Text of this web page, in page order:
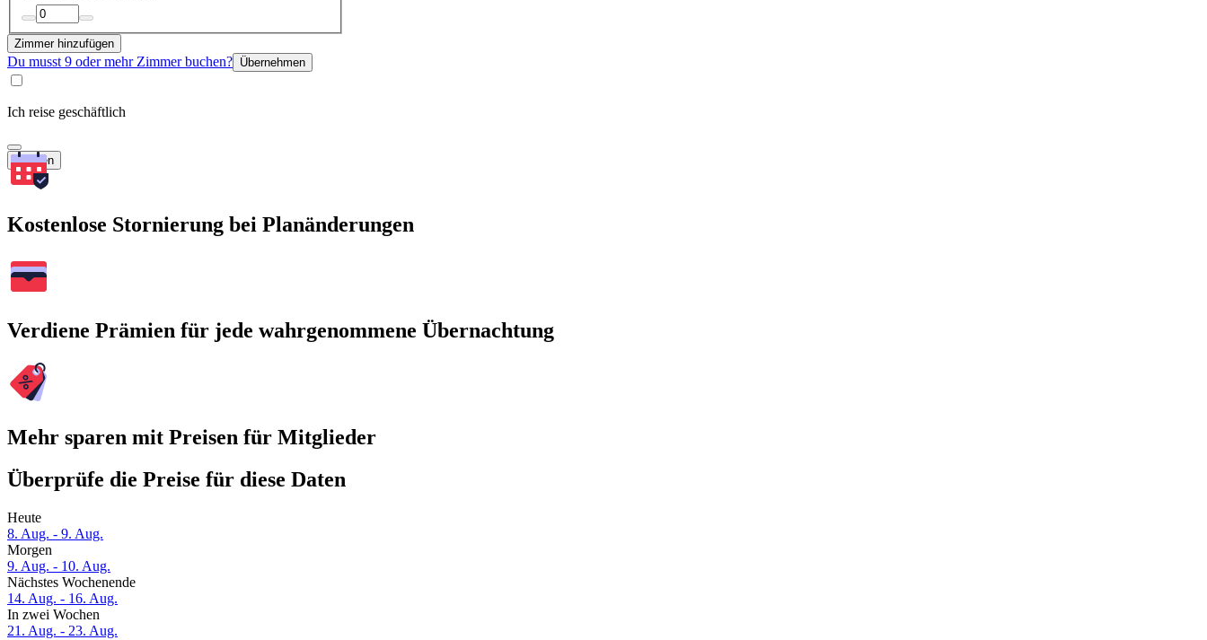
Zimmer hinzufügen
Du musst 9 oder mehr Zimmer buchen? Übernehmen
Ich reise geschäftlich
Suchen
Kostenlose Stornierung bei Planänderungen
Verdiene Prämien für jede wahrgenommene Übernachtung
Mehr sparen mit Preisen für Mitglieder
Überprüfe die Preise für diese Daten
Heute
8. Aug. - 9. Aug.
Morgen
9. Aug. - 10. Aug.
Nächstes Wochenende
14. Aug. - 16. Aug.
In zwei Wochen
21. Aug. - 23. Aug.